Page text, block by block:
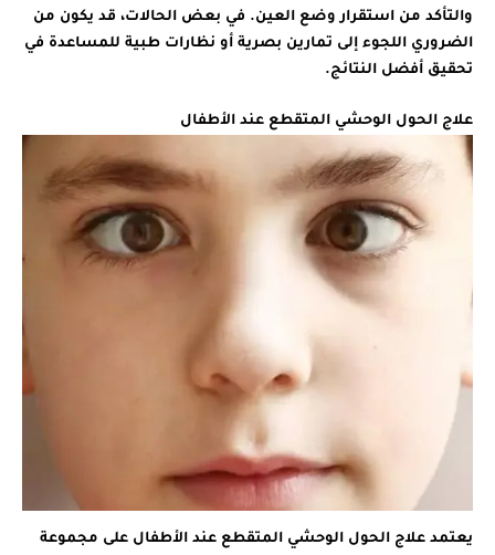
والتأكد من استقرار وضع العين. في بعض الحالات، قد يكون من
الضروري اللجوء إلى تمارين بصرية أو نظارات طبية للمساعدة في
تحقيق أفضل النتائج.
علاج الحول الوحشي المتقطع عند الأطفال
يعتمد علاج الحول الوحشي المتقطع عند الأطفال على مجموعة